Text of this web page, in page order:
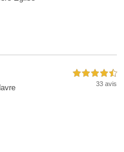
4,5 étoiles sur 5
33 avis